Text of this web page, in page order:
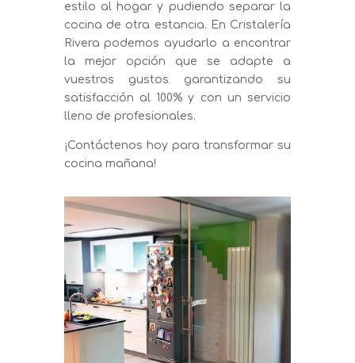
estilo al hogar y pudiendo separar la
cocina de otra estancia. En Cristalería
Rivera podemos ayudarlo a encontrar
la mejor opción que se adapte a
vuestros gustos garantizando su
satisfacción al 100% y con un servicio
lleno de profesionales.
¡Contáctenos hoy para transformar su
cocina mañana!